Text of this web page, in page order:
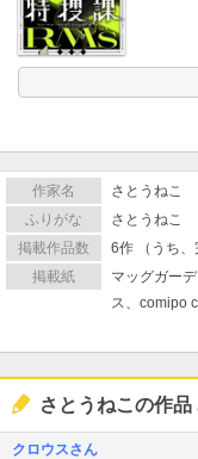
作家名
さとうねこ
ふりがな
さとうねこ
掲載作品数
6作 （うち、
掲載紙
マッグガー
ス、comipo
さとうねこの作
クロウスさん